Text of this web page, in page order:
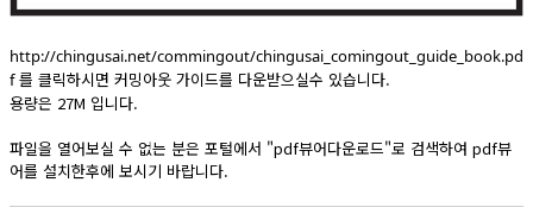
http://chingusai.net/commingout/chingusai_comingout_guide_book.pd
f를 클릭하시면 커밍아웃 가이드를 다운받으실수 있습니다.
용량은 27M 입니다.
파일을 열어보실 수 없는 분은 포털에서 "pdf뷰어다운로드"로 검색하여 pdf뷰
어를 설치한후에 보시기 바랍니다.